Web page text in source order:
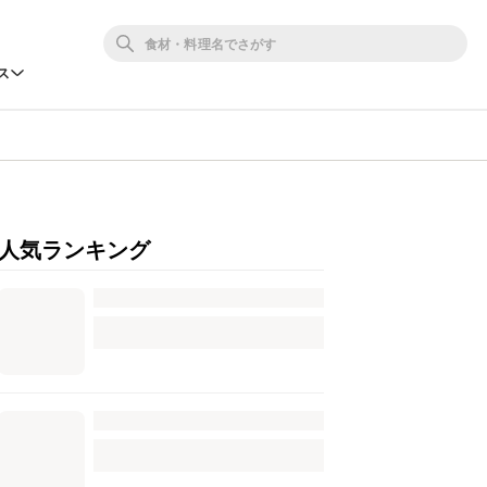
人気ランキング